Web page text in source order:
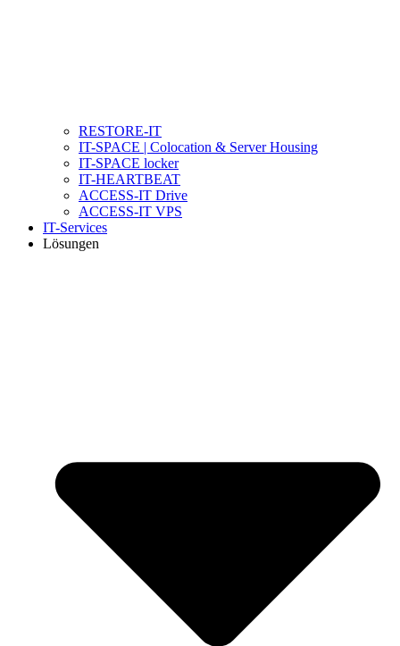
RESTORE-IT
IT-SPACE | Colocation & Server Housing
IT-SPACE locker
IT-HEARTBEAT
ACCESS-IT Drive
ACCESS-IT VPS
IT-Services
Lösungen